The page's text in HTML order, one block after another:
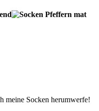
meine Socken herumwerfe!